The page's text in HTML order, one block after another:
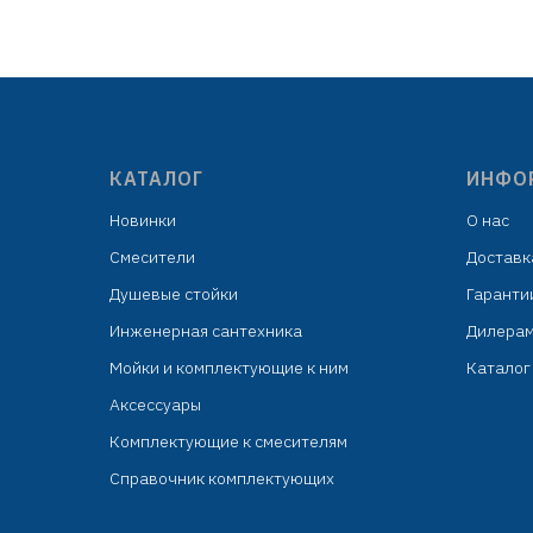
КАТАЛОГ
Новинки
Смесители
Душевые стойки
Инженерная сантехника
Мойки и комплектующие к ним
Аксессуары
Комплектующие к смесителям
Справочник комплектующих
О нас
Дилерам